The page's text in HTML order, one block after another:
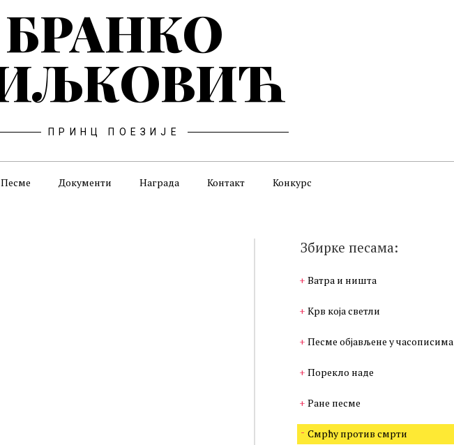
БРАНКО
ПРИНЦ ПОЕЗИЈЕ
Песме Документи Награда Контакт Конкурс
Збирке песама:
Ватра и ништа
Крв која светли
Песме објављене у часописима
Порекло наде
Ране песме
Смрћу против смрти